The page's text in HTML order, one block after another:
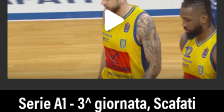
Serie A1 - 3^ giornata, Scafati